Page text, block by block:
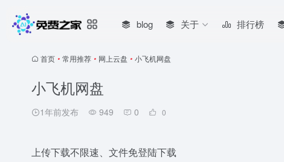
blog 关于 排行榜
首页 • 常用推荐 • 网上云盘 • 小飞机网盘
小飞机网盘
1年前发布 949 0 0
上传下载不限速、文件免登陆下载